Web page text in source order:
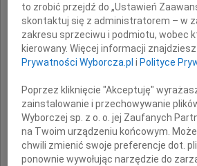
Ceremonia
w dniu 27
w kaplicy na
w
to zrobić przejdź do „Ustawień
skontaktuj się z administratorem – w
zakresu sprzeciwu i podmiotu, wobec
kierowany. Więcej informacji
Prywatności Wyborcza.pl i Polityce
Poprzez kliknięcie "Akceptuję"
zainstalowanie i przechowywanie
Wyborczej sp. z o. o. jej Zaufanych
na Twoim urządzeniu końcowym.
chwili zmienić swoje preferencje dot.
ponownie wywołując narzędzie do